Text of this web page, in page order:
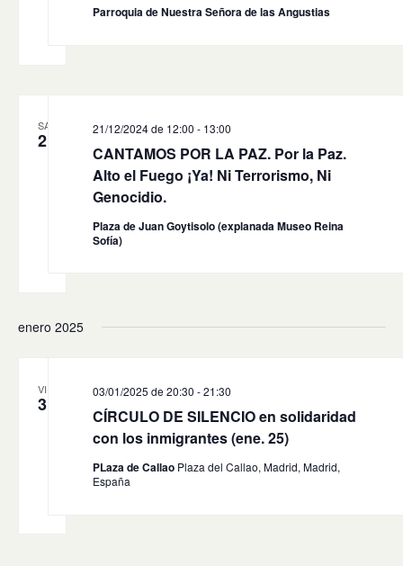
Parroquia de Nuestra Señora de las Angustias
SÁB
21
CANTAMOS POR LA PAZ. Por la Paz.
Alto el Fuego ¡Ya! Ni Terrorismo, Ni
Genocidio.
21/12/2024 de 12:00 - 13:00
Plaza de Juan Goytisolo (explanada Museo Reina
Sofía)
enero 2025
VIE
3
CÍRCULO DE SILENCIO en solidaridad
con los inmigrantes (ene. 25)
03/01/2025 de 20:30 -21:30
PLaza de Callao Plaza del Callao, Madrid, Madrid,
España